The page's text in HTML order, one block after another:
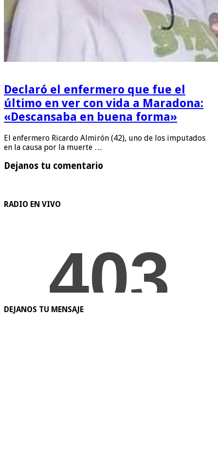
Declaró el enfermero que fue el
último en ver con vida a Maradona:
«Descansaba en buena forma»
El enfermero Ricardo Almirón (42), uno de los imputados
en la causa por la muerte …
Dejanos tu comentario
RADIO EN VIVO
DEJANOS TU MENSAJE